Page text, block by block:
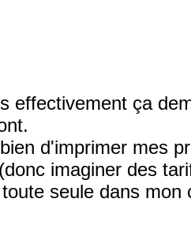
effectivement ça
d'imprimer mes
imaginer des
seule dans